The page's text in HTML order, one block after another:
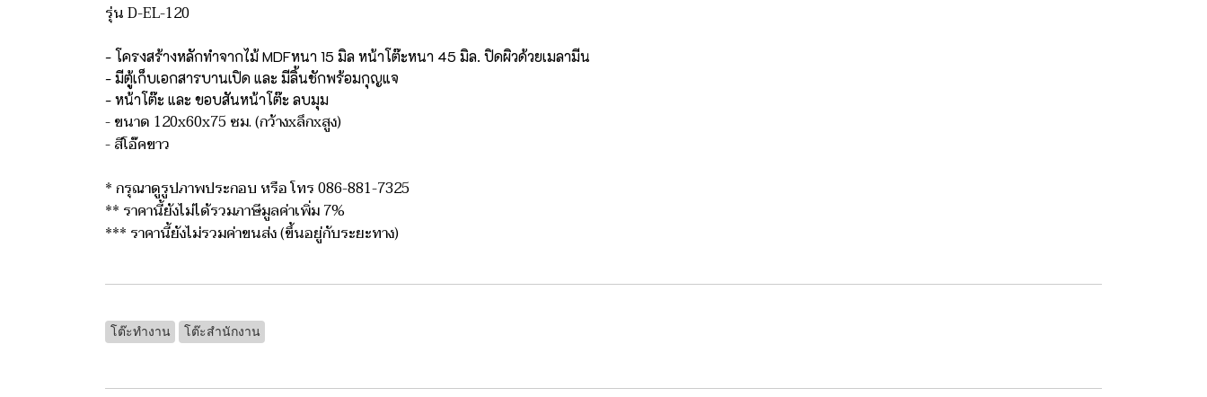
รุ่น D-EL-120
- โครงสร้างหลักทำจากไม้ MDFหนา 15 มิล หน้าโต๊ะหนา 45 มิล. ปิดผิวด้วยเมลามีน
- มีตู้เก็บเอกสารบานเปิด และ มีลิ้นชักพร้อมกุญแจ
- หน้าโต๊ะ และ ขอบสันหน้าโต๊ะ ลบมุม
- ขนาด 120x60x75 ซม. (กว้างxลึกxสูง)
- สีโอ๊คขาว
* กรุณาดูรูปภาพประกอบ หรือ โทร 086-881-7325
** ราคานี้ยังไม่ได้รวมภาษีมูลค่าเพิ่ม 7%
*** ราคานี้ยังไม่รวมค่าขนส่ง (ขึ้นอยู่กับระยะทาง)
โต๊ะทำงาน โต๊ะสำนักงาน